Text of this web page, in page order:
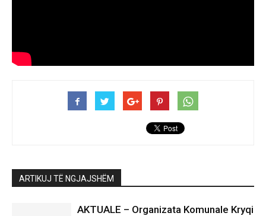
ARTIKUJ TË NGJAJSHËM
AKTUALE – Organizata Komunale Kryqi